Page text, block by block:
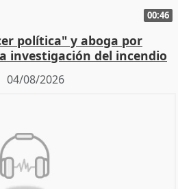
00:46
política" y aboga por
investigación del incendio
04/08/2026